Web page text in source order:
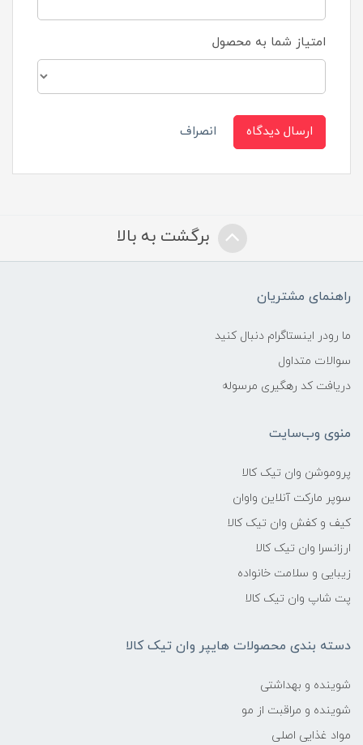
امتیاز شما به محصول
ارسال دیدگاه انصراف
برگشت به بالا
راهنمای مشتریان
ما رودر اینستاگرام دنبال کنید
سوالات متداول
دریافت کد رهگیری مرسوله
منوی وب‌سایت
پروموشن وان تیک کالا
سوپر مارکت آنلاین واوان
کیف و کفش وان تیک کالا
ارزانسرا وان تیک کالا
زیبایی و سلامت خانواده
پت شاپ وان تیک کالا
دسته بندی محصولات هایپر وان تیک کالا
شوینده و بهداشتی
شوینده و مراقبت از مو
مواد غذایی اصلی